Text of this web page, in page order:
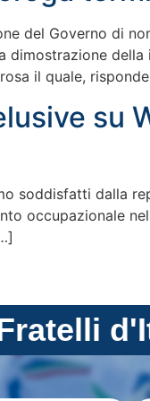
del Governo di
dimostrazione
il quale,
su
soddisfatti dalla
occupazionale